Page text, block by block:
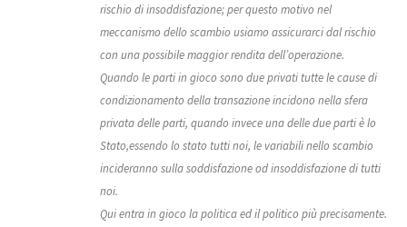
rischio di insoddisfazione; per questo motivo nel
meccanismo dello scambio usiamo assicurarci dal rischio
con una possibile maggior rendita dell’operazione.
Quando le parti in gioco sono due privati tutte le cause di
condizionamento della transazione incidono nella sfera
privata delle parti, quando invece una delle due parti è lo
Stato,essendo lo stato tutti noi, le variabili nello scambio
incideranno sulla soddisfazione od insoddisfazione di tutti
noi.
Qui entra in gioco la politica ed il politico più precisamente.